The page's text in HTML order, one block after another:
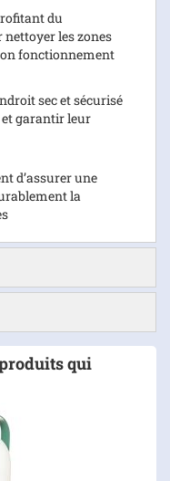
du
nettoyer les zones
fonctionnement
sec et sécurisé
garantir leur
d’assurer une
la
qui